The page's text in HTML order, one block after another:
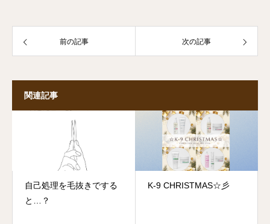
前の記事 次の記事
関連記事
自己処理を毛抜きでする
と…？
K-9 CHRISTMAS☆彡